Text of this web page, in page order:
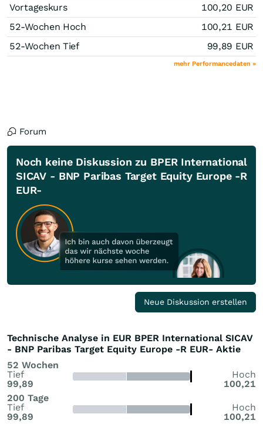
Vortageskurs
100,20 EUR
52-Wochen Hoch
100,21 EUR
52-Wochen Tief
99,89 EUR
mehr Performancedaten »
Forum
Noch keine Diskussion zu BPER International
SICAV - BNP Paribas Target Equity Europe -R
EUR-
Neue Diskussion erstellen
Technische Analyse in EUR BPER International SICAV
- BNP Paribas Target Equity Europe -R EUR- Aktie
52 Wochen
Tief
99,89
Hoch
100,21
200 Tage
Tief
99,89
Hoch
100,21